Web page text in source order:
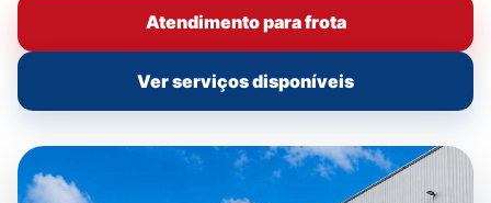
Atendimento para frota
Ver serviços disponíveis